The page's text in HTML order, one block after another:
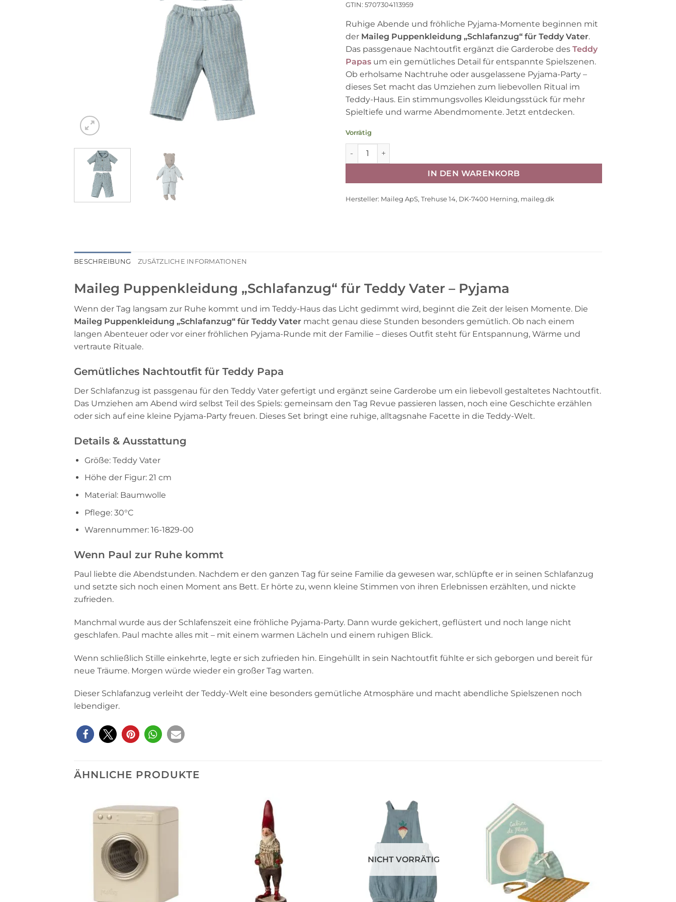
GTIN: 5707304113959
Ruhige Abende und fröhliche Pyjama-Momente beginnen mit
der Maileg Puppenkleidung „Schlafanzug“ für Teddy Vater.
Das passgenaue Nachtoutfit ergänzt die Garderobe des Teddy
Papas um ein gemütliches Detail für entspannte Spielszenen.
Ob erholsame Nachtruhe oder ausgelassene Pyjama-Party –
dieses Set macht das Umziehen zum liebevollen Ritual im
Teddy-Haus. Ein stimmungsvolles Kleidungsstück für mehr
Spieltiefe und warme Abendmomente. Jetzt entdecken.
Vorrätig
Maileg Puppenkleidung „Schlafanzug“ für Teddy Vater Menge
IN DEN WARENKORB
Hersteller: Maileg ApS, Trehuse 14, DK-7400 Herning, maileg.dk
BESCHREIBUNG ZUSÄTZLICHE INFORMATIONEN
Maileg Puppenkleidung „Schlafanzug“ für Teddy Vater – Pyjama
Wenn der Tag langsam zur Ruhe kommt und im Teddy-Haus das Licht gedimmt wird, beginnt die Zeit der leisen Momente. Die
Maileg Puppenkleidung „Schlafanzug“ für Teddy Vater macht genau diese Stunden besonders gemütlich. Ob nach einem
langen Abenteuer oder vor einer fröhlichen Pyjama-Runde mit der Familie – dieses Outfit steht für Entspannung, Wärme und
vertraute Rituale.
Gemütliches Nachtoutfit für Teddy Papa
Der Schlafanzug ist passgenau für den Teddy Vater gefertigt und ergänzt seine Garderobe um ein liebevoll gestaltetes Nachtoutfit.
Das Umziehen am Abend wird selbst Teil des Spiels: gemeinsam den Tag Revue passieren lassen, noch eine Geschichte erzählen
oder sich auf eine kleine Pyjama-Party freuen. Dieses Set bringt eine ruhige, alltagsnahe Facette in die Teddy-Welt.
Details & Ausstattung
Größe: Teddy Vater
Höhe der Figur: 21 cm
Material: Baumwolle
Pflege: 30°C
Warennummer: 16-1829-00
Wenn Paul zur Ruhe kommt
Paul liebte die Abendstunden. Nachdem er den ganzen Tag für seine Familie da gewesen war, schlüpfte er in seinen Schlafanzug
und setzte sich noch einen Moment ans Bett. Er hörte zu, wenn kleine Stimmen von ihren Erlebnissen erzählten, und nickte
zufrieden.
Manchmal wurde aus der Schlafenszeit eine fröhliche Pyjama-Party. Dann wurde gekichert, geflüstert und noch lange nicht
geschlafen. Paul machte alles mit – mit einem warmen Lächeln und einem ruhigen Blick.
Wenn schließlich Stille einkehrte, legte er sich zufrieden hin. Eingehüllt in sein Nachtoutfit fühlte er sich geborgen und bereit für
neue Träume. Morgen würde wieder ein großer Tag warten.
Dieser Schlafanzug verleiht der Teddy-Welt eine besonders gemütliche Atmosphäre und macht abendliche Spielszenen noch
lebendiger.
ÄHNLICHE PRODUKTE
Auf die
NICHT VORRÄTIG